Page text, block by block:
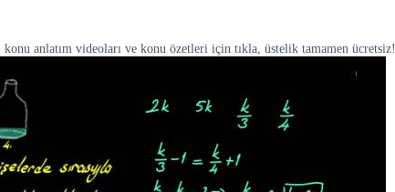
anlatım videoları ve konu özetleri için tıkla, üstelik tamamen ücretsiz!